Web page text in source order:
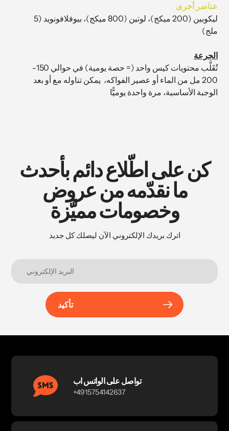
عناصر أخرى
ليكوبين (200 ميكج)، لوتين (800 ميكج)، بيوفلافونويد (5
ملج)
الجرعة
تُقَلَّب محتويات كيس واحد (= حصة يومية) في حوالي 150-
200 مل من الماء أو عصير الفواكه، يمكن تناوله مع أو بعد
الوجبة الأساسية، مرة واحدة يوميًّا
كن على اطّلاع دائم بأحدث
ما نقدّمه من عروض
وخصومات مميَّزة
اترك بريدك الإلكتروني الآن ليصلك كل جديد
تأكيد
تواصل على الواتس اب
+4915754142637